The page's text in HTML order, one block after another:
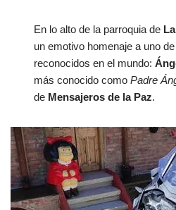
En lo alto de la parroquia de
un emotivo homenaje a uno
reconocidos en el mundo:
más conocido comoPadre
de Mensajeros de la Paz.